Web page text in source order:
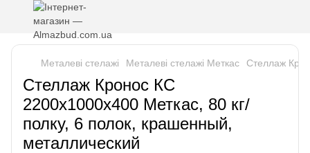
Металеві стелажі Металеві стелажі Меткас Стеллаж
Стеллаж Кронос КС
2200х1000х400 Меткас, 80 кг/
полку, 6 полок, крашенный,
металлический